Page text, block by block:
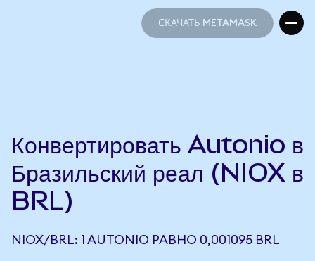
СКАЧАТЬ METAMASK
Конвертировать Autonio в
Бразильский реал (NIOX в
BRL)
NIOX/BRL: 1 AUTONIO РАВНО 0,001095 BRL